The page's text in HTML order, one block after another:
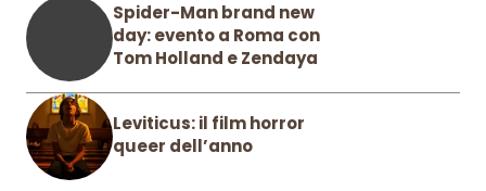
Spider-Man brand new
day: evento a Roma con
Tom Holland e Zendaya
Leviticus: il film horror
queer dell’anno